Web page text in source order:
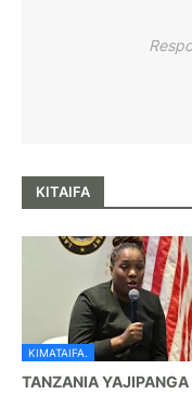
KITAIFA
KIMATAIFA.
TANZANIA YAJIPANGA